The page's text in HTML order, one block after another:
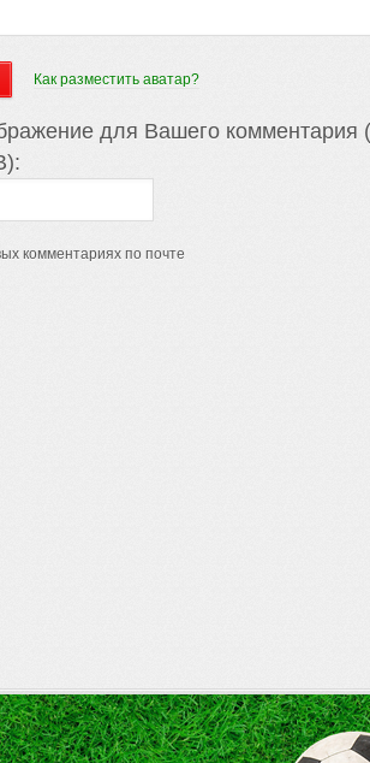
Как разместить аватар?
для Вашего комментария
комментариях по почте